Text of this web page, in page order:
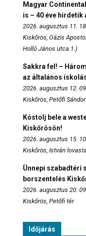
Magyar
is – 40 éve hirdetik
2026. augusztus 11.
Kiskőrös, Oázis
Holló János utca 1.)
Sakkra fel! –
az általános
2026. augusztus 12.
Kiskőrös, Petőfi
Kóstolj bele a
Kiskőrösön!
2026. augusztus 15.
Kiskőrös, István
Ünnepi szabadtéri
borszentelés
2026. augusztus 20.
Kiskőrös, Petőfi tér
Időjárás